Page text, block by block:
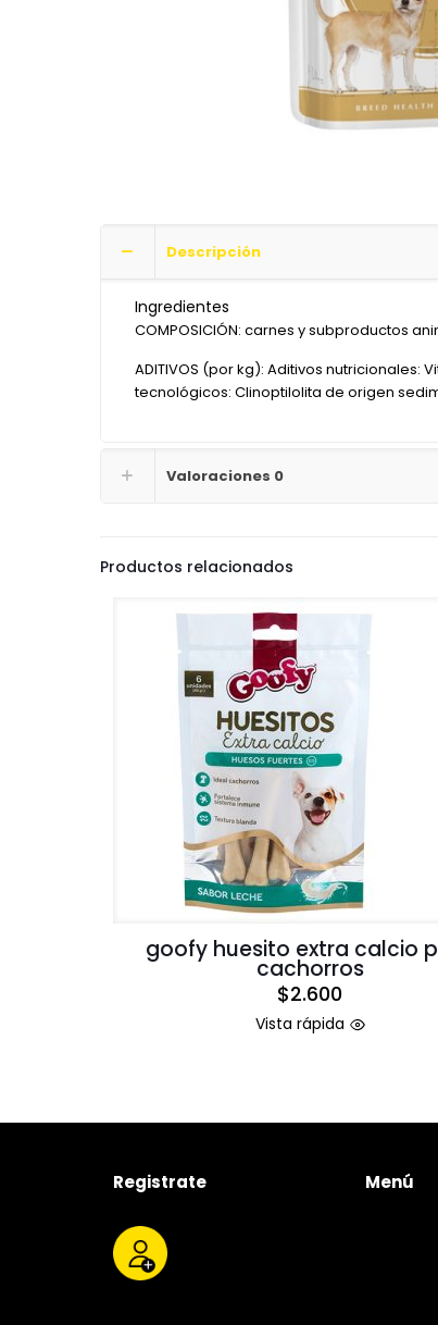
Descripción
Ingredientes
COMPOSICIÓN: carnes y subproductos
ADITIVOS (por kg): Aditivos nutricionales:
tecnológicos: Clinoptilolita de origen
Valoraciones 0
Productos relacionados
goofy huesito extra calcio
cachorros
$2.600
Vista rápida
Registrate Menú